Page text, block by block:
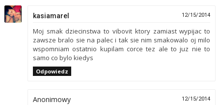
kasiamarel 12/15/2014
Moj smak dziecinstwa to vibovit ktory zamiast wypijac to
zawsze bralo sie na palec i tak sie nim smakowalo oj milo
wspomniam ostatnio kupilam corce tez ale to juz nie to
samo co bylo kiedys
Odpowiedz
Anonimowy 12/15/2014